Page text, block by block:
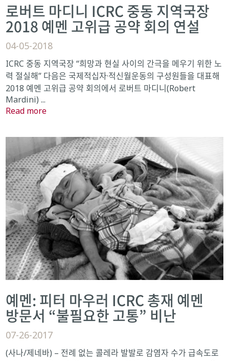
로버트 마디니 ICRC 중동 지역국장
2018 예멘 고위급 공약 회의 연설
04-05-2018
ICRC 중동 지역국장 “희망과 현실 사이의 간극을 메우기 위한 노
력 절실해” 다음은 국제적십자·적신월운동의 구성원들을 대표해
2018 예멘 고위급 공약 회의에서 로버트 마디니(Robert
Mardini) ...
Read more
예멘: 피터 마우러 ICRC 총재 예멘
방문서 “불필요한 고통” 비난
07-26-2017
(사나/제네바) – 전례 없는 콜레라 발발로 감염자 수가 급속도로